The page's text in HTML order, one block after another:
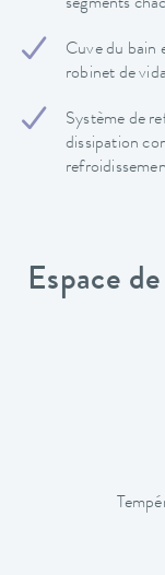
segments
Cuve du bain
robinet de
Système de
dissipation
Espace